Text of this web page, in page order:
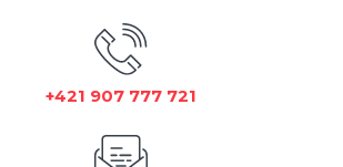
+421 907 777 721